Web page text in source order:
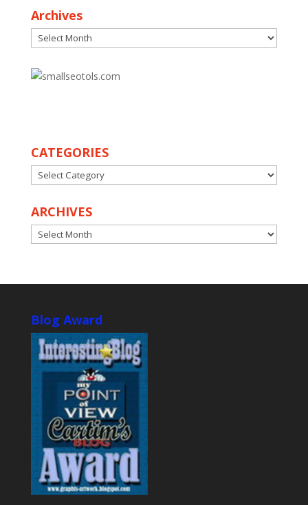
Archives
Archives
CATEGORIES
CATEGORIES
ARCHIVES
ARCHIVES
Blog Award